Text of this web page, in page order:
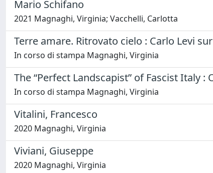
Mario Schifano
2021 Magnaghi, Virginia; Vacchelli, Carlotta
Terre amare. Ritrovato cielo : Carlo Levi
In corso di stampa Magnaghi, Virginia
The “Perfect Landscapist” of Fascist Italy
In corso di stampa Magnaghi, Virginia
Vitalini, Francesco
2020 Magnaghi, Virginia
Viviani, Giuseppe
2020 Magnaghi, Virginia